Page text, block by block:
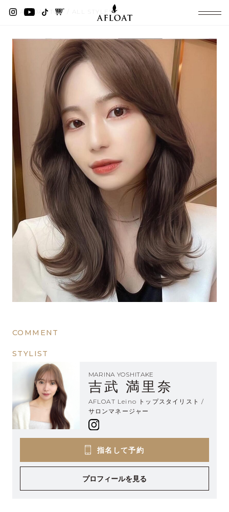
AFLOAT TOP ALL STYLES
COMMENT
STYLIST
MARINA YOSHITAKE
吉武 満里奈
AFLOAT Leino トップスタイリスト /
サロンマネージャー
指名して予約
プロフィールを見る